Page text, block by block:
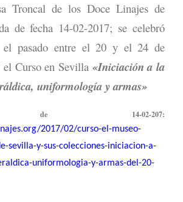
Troncal de los Doce Linajes de
de fecha 14-02-2017; se celebró
pasado entre el 20 y el 24 de
Curso en Sevilla «Iniciación a la
uniformología y armas»
de 14-02-207:
2017/02/curso-el-museo-
sevilla-y-sus-colecciones-iniciacion-a-
uniformologia-y-armas-del-20-